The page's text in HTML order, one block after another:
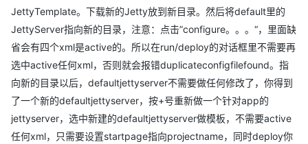
java.lang.NoClassDefFoundError: duplicate
Caused by: java.lang.ClassNotFoundException: duplicate
	at java.security.AccessController.doPrivileged(Native Method)
	at java.net.URLClassLoader.findClass(URLClassLoader.java:190)
	at sun.misc.Launcher$AppClassLoader.loadClass(Launcher.java:301)
	at java.lang.ClassLoader.loadClass(ClassLoader.java:247)
Could not find the main class: duplicate.  Program will
[2013-10-18 06:12:50,375] Artifact BaeTest:war exploded:
JettyTemplate。下载新的Jetty放到新目录。然后将default里的
JettyServer指向新的目录，注意：点击”configure。。。“，里面缺
省会有四个xml是active的。所以在run/deploy的对话框里不需要再
选中active任何xml，否则就会报错duplicateconfigfilefound。指
向新的目录以后，defaultjettyserver不需要做任何修改了，你得到
了一个新的defaultjettyserver，按+号重新做一个针对app的
jettyserver，选中新建的defaultjettyserver做模板，不需要active
任何xml，只需要设置startpage指向projectname，同时deploy你